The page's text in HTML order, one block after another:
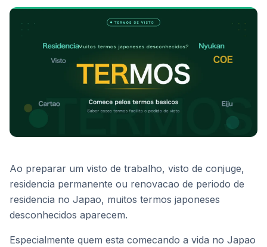
Ao preparar um visto de trabalho, visto de conjuge,
residencia permanente ou renovacao de periodo de
residencia no Japao, muitos termos japoneses
desconhecidos aparecem.
Especialmente quem esta comecando a vida no Japao